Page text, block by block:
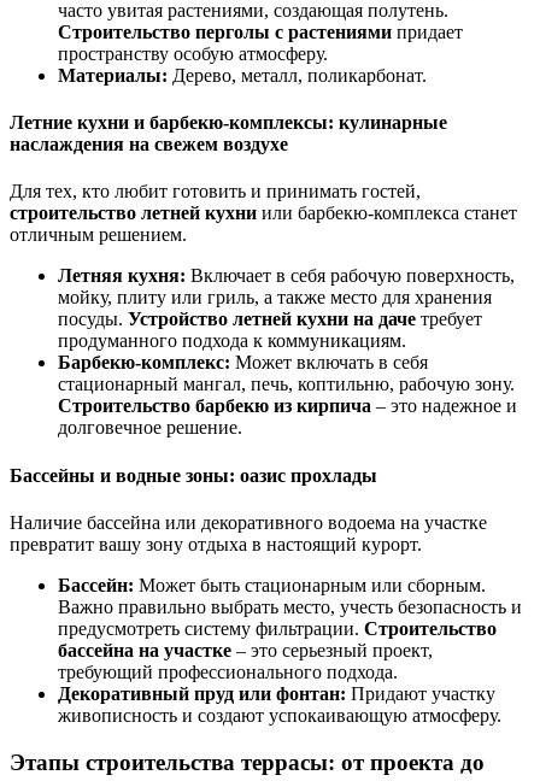
часто увитая растениями, создающая полутень.
Строительство перголы с растениями придает
пространству особую атмосферу.
Материалы: Дерево, металл, поликарбонат.
Летние кухни и барбекю-комплексы: кулинарные
наслаждения на свежем воздухе
Для тех, кто любит готовить и принимать гостей,
строительство летней кухни или барбекю-комплекса станет
отличным решением.
Летняя кухня: Включает в себя рабочую поверхность,
мойку, плиту или гриль, а также место для хранения
посуды. Устройство летней кухни на даче требует
продуманного подхода к коммуникациям.
Барбекю-комплекс: Может включать в себя
стационарный мангал, печь, коптильню, рабочую зону.
Строительство барбекю из кирпича – это надежное и
долговечное решение.
Бассейны и водные зоны: оазис прохлады
Наличие бассейна или декоративного водоема на участке
превратит вашу зону отдыха в настоящий курорт.
Бассейн: Может быть стационарным или сборным.
Важно правильно выбрать место, учесть безопасность и
предусмотреть систему фильтрации. Строительство
бассейна на участке – это серьезный проект,
требующий профессионального подхода.
Декоративный пруд или фонтан: Придают участку
живописность и создают успокаивающую атмосферу.
Этапы строительства террасы: от проекта до